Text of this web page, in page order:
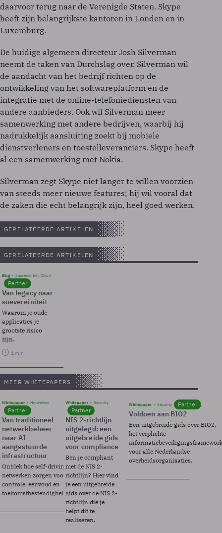
daarvoor terug naar de Verenigde Staten. Skype
heeft zijn belangrijkste kantoren in Londen en in
Luxemburg.
De huidige algemeen directeur Josh Silverman
neemt de taken van Durchslag over. Silverman wil
de aandacht van het bedrijf richten op de
ontwikkeling van het softwareplatform en de
integratie met de online-telefoniediensten van
andere aanbieders. Ook wil Silverman meer
samenwerking met andere bedrijven, waarbij hij
nadrukkelijk aansluiting zoekt bij mobiele
dienstverleners en toestelleveranciers. Skype heeft
al een samenwerking met Nokia.
Silverman zegt Skype niet langer te willen voorzien
van steeds meer nieuwe features; hij wil vooral dat
de zaken die echt belangrijk zijn, heel goed werken.
GERELATEERDE ARTIKELEN
GERELATEERDE ARTIKELEN
Blog Soevereinteit, Cloud
Partner
Van legacy naar
soevereiniteit
Waarom je oude
applicaties je
grootste risico
zijn.
1 min
MEER WHITEPAPERS
Whitepaper Netwerken
Partner
Van traditioneel
netwerkbeheer
naar AI
aangestuurde
infrastructuur
Ontdek hoe self-driving
netwerken zorgen voor
controle, eenvoud en
toekomstbestendigheid.
Whitepaper Security
Partner
NIS 2-richtlijn
uitgelegd: een
uitgebreide gids
voor compliance
Ben je compliant
met de NIS 2-
richtlijn? Hier vind
je een uitgebreide
gids over de NIS 2-
richtlijn die je
helpt dit te
realiseren.
Whitepaper Security Partner
Voldoen aan BIO2
Een uitgebreide gids over BIO2,
het verplichte
voor alle Nederlandse
overheidsorganisaties.